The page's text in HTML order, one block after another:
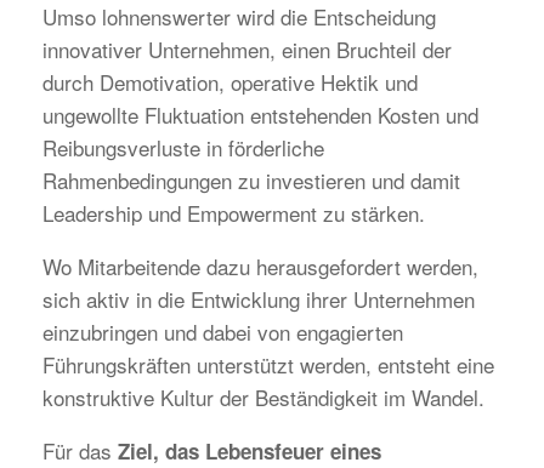
Umso lohnenswerter wird die Entscheidung
innovativer Unternehmen, einen Bruchteil der
durch Demotivation, operative Hektik und
ungewollte Fluktuation entstehenden Kosten und
Reibungsverluste in förderliche
Rahmenbedingungen zu investieren und damit
Leadership und Empowerment zu stärken.
Wo Mitarbeitende dazu herausgefordert werden,
sich aktiv in die Entwicklung ihrer Unternehmen
einzubringen und dabei von engagierten
Führungskräften unterstützt werden, entsteht eine
konstruktive Kultur der Beständigkeit im Wandel.
Für das Ziel, das Lebensfeuer eines